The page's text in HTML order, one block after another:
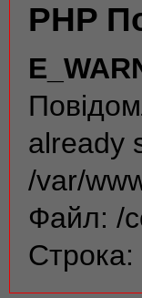
PHP
already
/var/
Файл: /
Строка: